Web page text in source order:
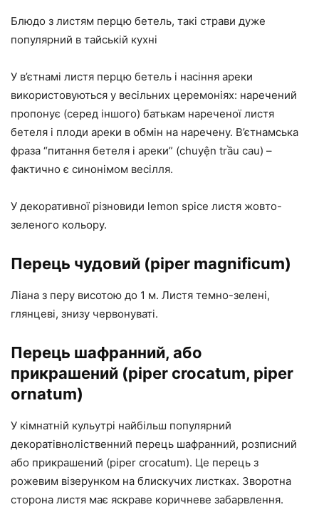
Блюдо з листям перцю бетель, такі страви дуже
популярний в тайській кухні
У в’єтнамі листя перцю бетель і насіння ареки
використовуються у весільних церемоніях: наречений
пропонує (серед іншого) батькам нареченої листя
бетеля і плоди ареки в обмін на наречену. В’єтнамська
фраза “питання бетеля і ареки” (chuyện trầu cau) –
фактично є синонімом весілля.
У декоративної різновиди lemon spice листя жовто-
зеленого кольору.
Перець чудовий (piper magnificum)
Ліана з перу висотою до 1 м. Листя темно-зелені,
глянцеві, знизу червонуваті.
Перець шафранний, або
прикрашений (piper crocatum, piper
ornatum)
У кімнатній кульутрі найбільш популярний
декоратівноліственний перець шафранний, розписний
або прикрашений (piper crocatum). Це перець з
рожевим візерунком на блискучих листках. Зворотна
сторона листя має яскраве коричневе забарвлення.